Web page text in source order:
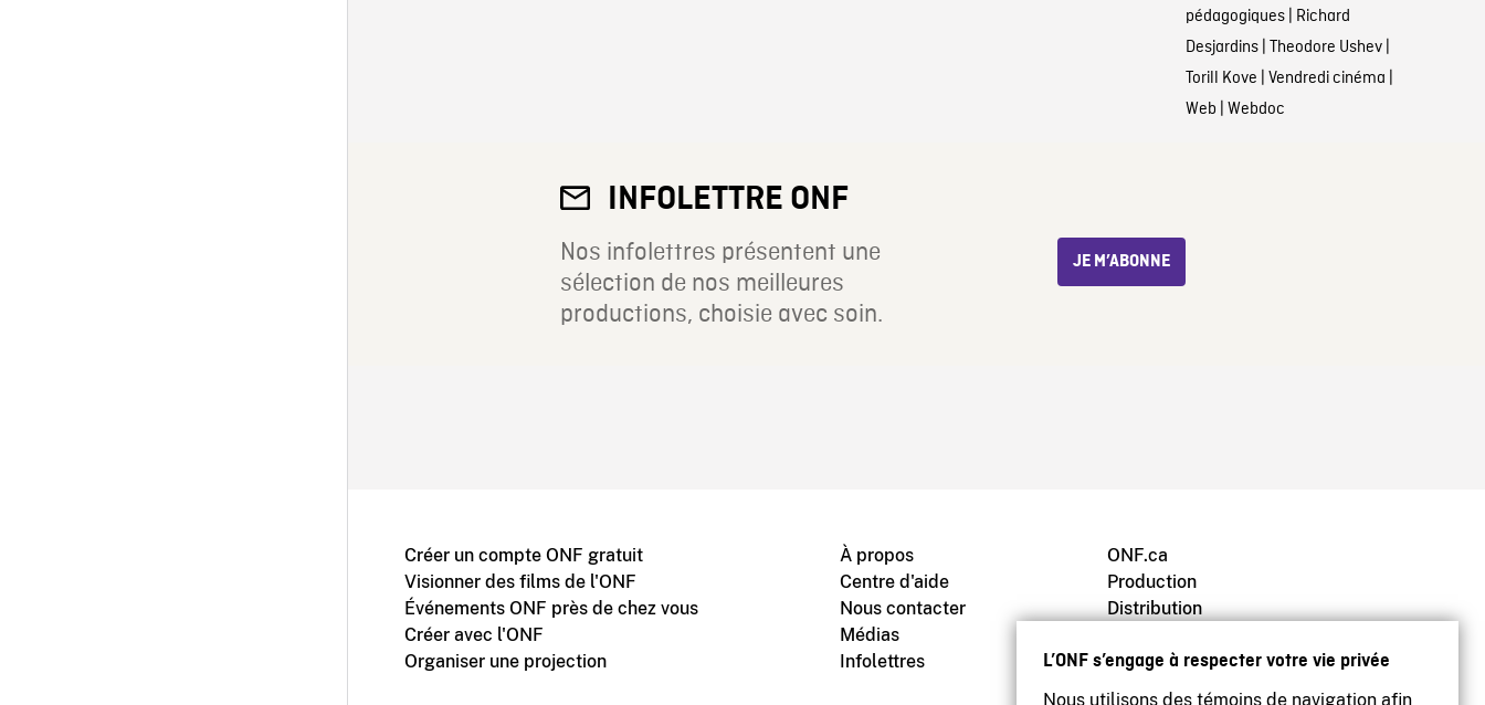
L’ONF s’engage à respecter votre vie privée
Nous utilisons des témoins de navigation afin
pédagogiques| Richard
Desjardins| Theodore Ushev|
Torill Kove | Vendredi cinéma |
Web | Webdoc
INFOLETTRE ONF
Nos infolettres présentent une
sélection de nos meilleures
productions, choisie avec soin.
JE M’ABONNE
Créer un compte ONF gratuit
Visionner des films de l'ONF
Événements ONF près de chez vous
Créer avec l'ONF
Organiser une projection
À propos
Centre d'aide
Nous contacter
Médias
Infolettres
ONF.ca
Production
Distribution
Archives